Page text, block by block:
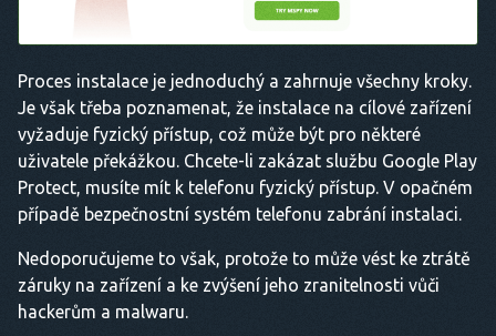
Proces instalace je jednoduchý a zahrnuje všechny kroky.
Je však třeba poznamenat, že instalace na cílové zařízení
vyžaduje fyzický přístup, což může být pro některé
uživatele překážkou. Chcete-li zakázat službu Google Play
Protect, musíte mít k telefonu fyzický přístup. V opačném
případě bezpečnostní systém telefonu zabrání instalaci.
Nedoporučujeme to však, protože to může vést ke ztrátě
záruky na zařízení a ke zvýšení jeho zranitelnosti vůči
hackerům a malwaru.